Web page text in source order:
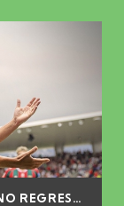
GUZZO DÁ VITÓRIA AO MARÍTIMO NO REGRESSO À LIGA